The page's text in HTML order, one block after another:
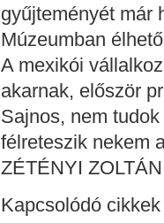
gyűjteményét már
Múzeumban
A mexikói
akarnak, először
Sajnos, nem
félreteszik nekem
ZÉTÉNYI
Kapcsolódó cikkek